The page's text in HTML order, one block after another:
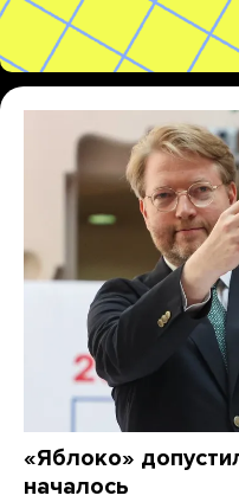
«Яблоко»
началось